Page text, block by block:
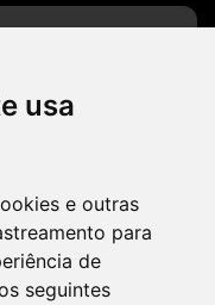
usa
e outras
para
de
seguintes
Brasil 21, 20º
915 - Brasília/DF